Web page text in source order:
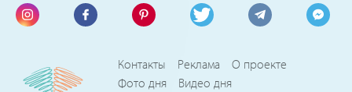
Контакты Реклама
О проекте
Фото дня
Видео дня